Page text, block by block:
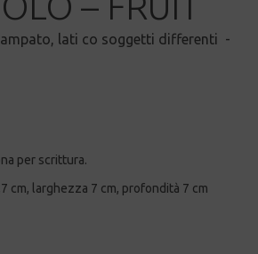
lati co soggetti differenti -
per scrittura.
cm, larghezza 7 cm, profondità 7 cm